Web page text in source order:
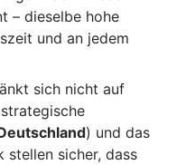
– dieselbe hohe
und an jedem
sich nicht auf
) und das
sicher, dass